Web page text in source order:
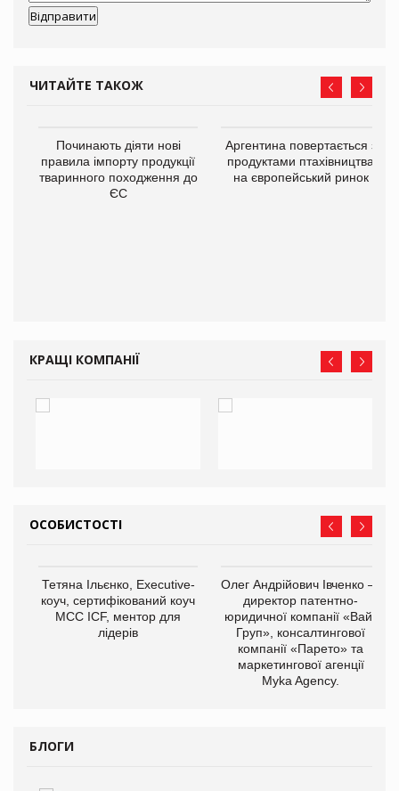
ЧИТАЙТЕ ТАКОЖ
Починають діяти нові
правила імпорту продукції
тваринного походження до
ЄС
Аргентина повертається з
продуктами птахівництва
на європейський ринок
КРАЩІ КОМПАНІЇ
ОСОБИСТОСТІ
Тетяна Ільєнко, Executive-
коуч, сертифікований коуч
МСС ICF, ментор для
лідерів
Олег Андрійович Івченко —
директор патентно-
юридичної компанії «Вайз
Груп», консалтингової
компанії «Парето» та
маркетингової агенції
Myka Agency.
БЛОГИ